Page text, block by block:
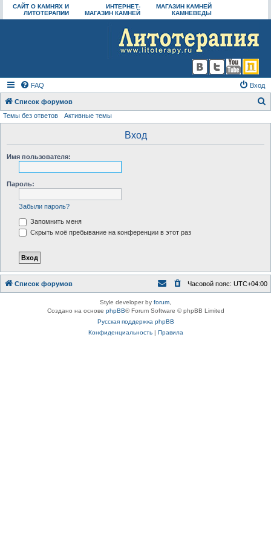
САЙТ О КАМНЯХ И
ЛИТОТЕРАПИИ
ИНТЕРНЕТ-
МАГАЗИН КАМНЕЙ
МАГАЗИН КАМНЕЙ
КАМНЕВЕДЫ
FAQ Вход
Список форумов
Темы без ответов Активные темы
Вход
Имя пользователя:
Пароль:
Забыли пароль?
Запомнить меня
Скрыть моё пребывание на конференции в этот раз
Список форумов Часовой пояс: UTC+04:00
Style developer by forum,
Создано на основе phpBB® Forum Software © phpBB Limited
Русская поддержка phpBB
Конфиденциальность| Правила